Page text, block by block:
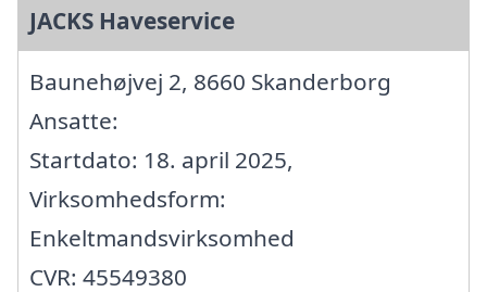
JACKS Haveservice
Baunehøjvej 2, 8660 Skanderborg
Ansatte:
Startdato: 18. april 2025,
Virksomhedsform:
Enkeltmandsvirksomhed
CVR: 45549380